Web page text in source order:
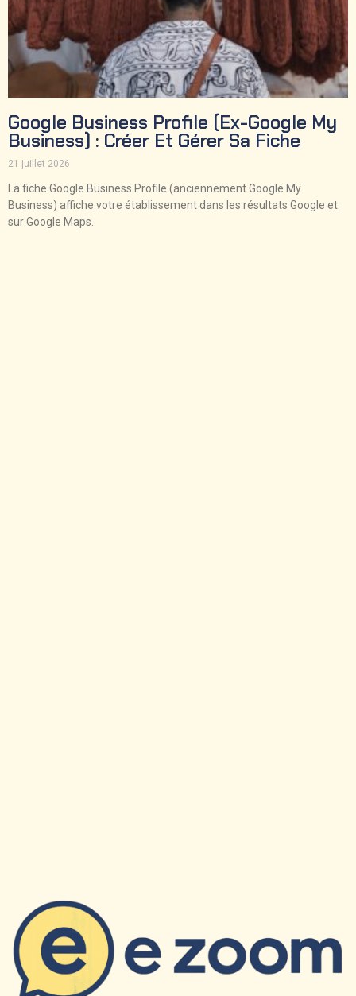
Google Business Profile (ex-Google My
Business) : Créer Et Gérer Sa Fiche
21 juillet 2026
La fiche Google Business Profile (anciennement Google My
Business) affiche votre établissement dans les résultats Google et
sur Google Maps.
✉
Restez Informe
Recevez nos derniers articles et actualites directement
dans votre boite mail.